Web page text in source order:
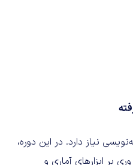
نیاز دارد. در این دوره،
بر ابزارهای آماری و